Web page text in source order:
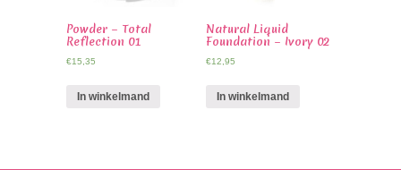
Powder – Total
Reflection 01
€15,35
In winkelmand
Natural Liquid
Foundation – Ivory 02
€12,95
In winkelmand